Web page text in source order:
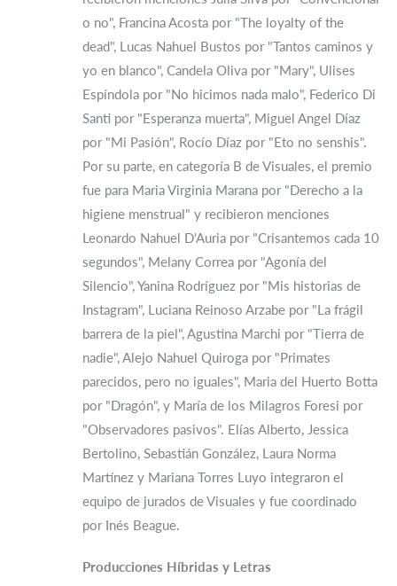
o no", Francina Acosta por "The loyalty of the
dead", Lucas Nahuel Bustos por "Tantos caminos y
yo en blanco", Candela Oliva por "Mary", Ulises
Espíndola por "No hicimos nada malo", Federico Di
Santi por "Esperanza muerta", Miguel Angel Díaz
por "Mi Pasión", Rocío Díaz por "Eto no senshis".
Por su parte, en categoría B de Visuales, el premio
fue para Maria Virginia Marana por "Derecho a la
higiene menstrual" y recibieron menciones
Leonardo Nahuel D'Auria por "Crisantemos cada 10
segundos", Melany Correa por "Agonía del
Silencio", Yanina Rodríguez por "Mis historias de
Instagram", Luciana Reinoso Arzabe por "La frágil
barrera de la piel", Agustina Marchi por "Tierra de
nadie", Alejo Nahuel Quiroga por "Primates
parecidos, pero no iguales", Maria del Huerto Botta
por "Dragón", y María de los Milagros Foresi por
"Observadores pasivos". Elías Alberto, Jessica
Bertolino, Sebastián González, Laura Norma
Martínez y Mariana Torres Luyo integraron el
equipo de jurados de Visuales y fue coordinado
por Inés Beague.
Producciones Híbridas y Letras